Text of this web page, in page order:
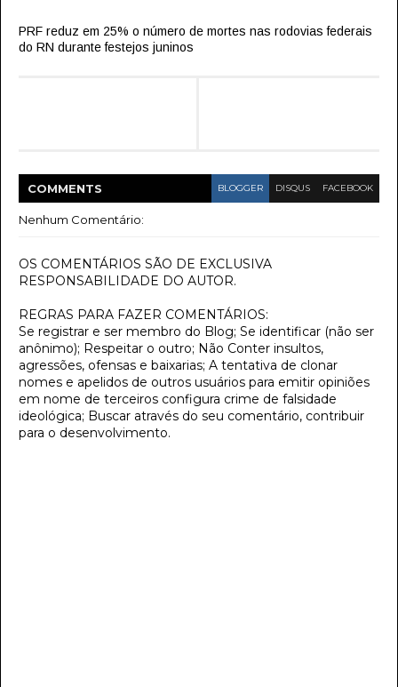
PRF reduz em 25% o número de mortes nas rodovias federais
do RN durante festejos juninos
COMMENTS BLOGGER DISQUS FACEBOOK
Nenhum Comentário:
OS COMENTÁRIOS SÃO DE EXCLUSIVA
RESPONSABILIDADE DO AUTOR.
REGRAS PARA FAZER COMENTÁRIOS:
Se registrar e ser membro do Blog; Se identificar (não ser
anônimo); Respeitar o outro; Não Conter insultos,
agressões, ofensas e baixarias; A tentativa de clonar
nomes e apelidos de outros usuários para emitir opiniões
em nome de terceiros configura crime de falsidade
ideológica; Buscar através do seu comentário, contribuir
para o desenvolvimento.